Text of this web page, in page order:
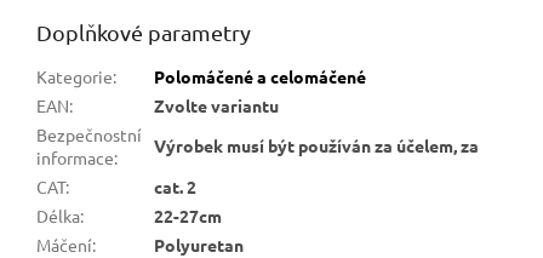
Doplňkové parametry
Kategorie:
Polomáčené a celomáčené
EAN:
Zvolte variantu
Bezpečnostní
informace:
Výrobek musí být používán za účelem, za
CAT:
cat. 2
Délka:
22-27cm
Máčení:
Polyuretan